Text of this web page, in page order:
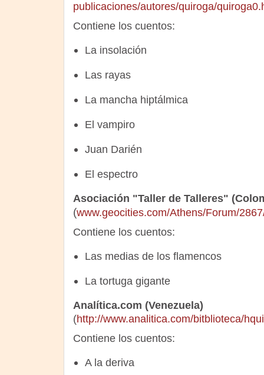
publicaciones/autores/quiroga/
Contiene los cuentos:
La insolación
Las rayas
La mancha hiptálmica
El vampiro
Juan Darién
El espectro
Asociación "Taller de Talleres"
(www.geocities.com/Athens/Forum/
Contiene los cuentos:
Las medias de los flamencos
La tortuga gigante
Analítica.com (Venezuela)
(http://www.analitica.com/bitblioteca/
Contiene los cuentos:
A la deriva